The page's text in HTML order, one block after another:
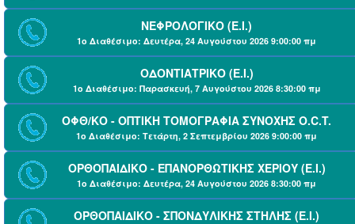
ΝΕΦΡΟΛΟΓΙΚΟ (Ε.Ι.)
1ο Διαθέσιμο: Δευτέρα, 24 Αυγούστου 2026 9:00:00 πμ
ΟΔΟΝΤΙΑΤΡΙΚΟ (Ε.Ι.)
1ο Διαθέσιμο: Παρασκευή, 7 Αυγούστου 2026 8:30:00 πμ
ΟΦΘ/ΚΟ - ΟΠΤΙΚΗ ΤΟΜΟΓΡΑΦΙΑ ΣΥΝΟΧΗΣ O.C.T.
1ο Διαθέσιμο: Τετάρτη, 2 Σεπτεμβρίου 2026 9:00:00 πμ
ΟΡΘΟΠΑΙΔΙΚΟ - ΕΠΑΝΟΡΘΩΤΙΚΗΣ ΧΕΡΙΟΥ (Ε.Ι.)
1ο Διαθέσιμο: Δευτέρα, 24 Αυγούστου 2026 8:30:00 πμ
ΟΡΘΟΠΑΙΔΙΚΟ - ΣΠΟΝΔΥΛΙΚΗΣ ΣΤΗΛΗΣ (Ε.Ι.)